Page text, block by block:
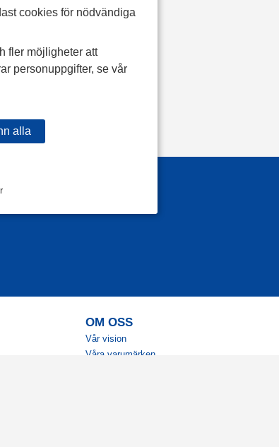
cookies för nödvändiga
fler möjligheter att
personuppgifter, se vår
OM OSS
Vår vision
Våra varumärken